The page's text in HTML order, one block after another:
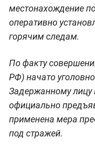
местонахождение
оперативно
горячим следам.
По факту
РФ) начато
Задержанному
официально
применена мера
под стражей.